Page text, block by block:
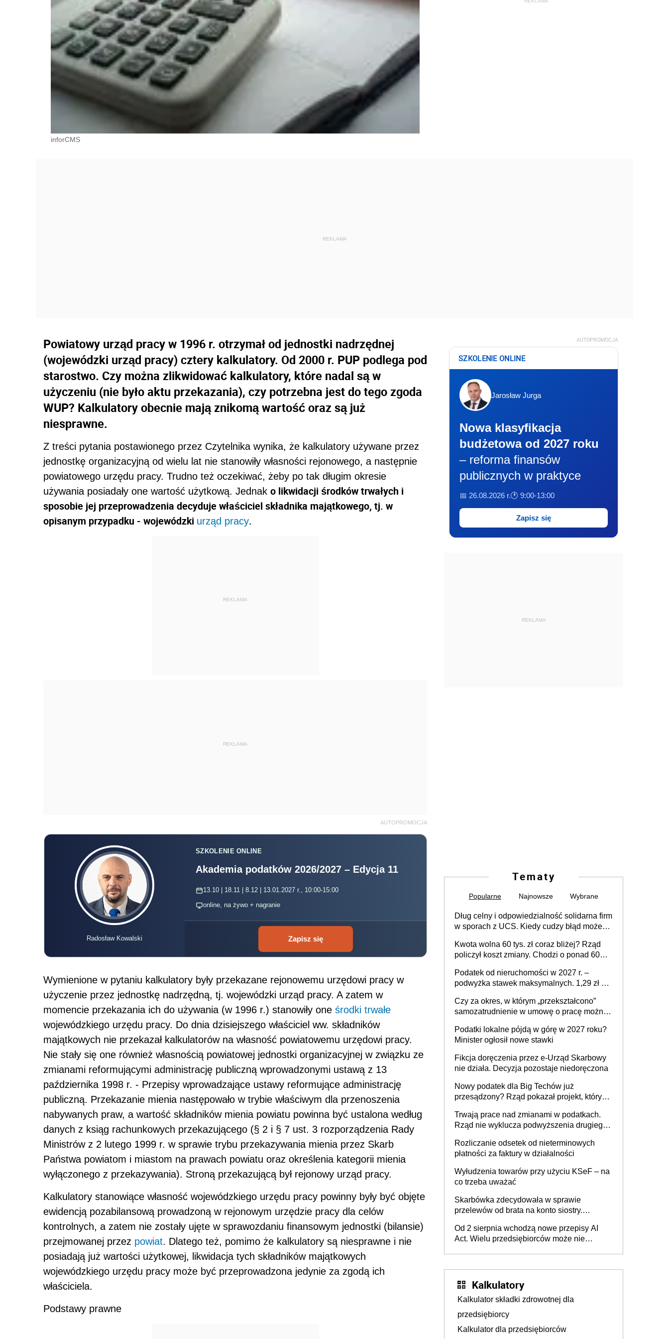
inforCMS
Powiatowy urząd pracy w 1996 r. otrzymał od jednostki nadrzędnej
(wojewódzki urząd pracy) cztery kalkulatory. Od 2000 r. PUP podlega pod
starostwo. Czy można zlikwidować kalkulatory, które nadal są w
użyczeniu (nie było aktu przekazania), czy potrzebna jest do tego zgoda
WUP? Kalkulatory obecnie mają znikomą wartość oraz są już
niesprawne.
Z treści pytania postawionego przez Czytelnika wynika, że kalkulatory używane przez
jednostkę organizacyjną od wielu lat nie stanowiły własności rejonowego, a następnie
powiatowego urzędu pracy. Trudno też oczekiwać, żeby po tak długim okresie
używania posiadały one wartość użytkową. Jednak o likwidacji środków trwałych i
sposobie jej przeprowadzenia decyduje właściciel składnika majątkowego, tj. w
opisanym przypadku - wojewódzki urząd pracy.
REKLAMA
REKLAMA
AUTOPROMOCJA
Radosław Kowalski
SZKOLENIE ONLINE
Akademia podatków 2026/2027 – Edycja 11
13.10 | 18.11 | 8.12 | 13.01.2027 r., 10:00-15:00
online, na żywo + nagranie
Zapisz się
Wymienione w pytaniu kalkulatory były przekazane rejonowemu urzędowi pracy w
użyczenie przez jednostkę nadrzędną, tj. wojewódzki urząd pracy. A zatem w
momencie przekazania ich do używania (w 1996 r.) stanowiły one środki trwałe
wojewódzkiego urzędu pracy. Do dnia dzisiejszego właściciel ww. składników
majątkowych nie przekazał kalkulatorów na własność powiatowemu urzędowi pracy.
Nie stały się one również własnością powiatowej jednostki organizacyjnej w związku ze
zmianami reformującymi administrację publiczną wprowadzonymi ustawą z 13
października 1998 r. - Przepisy wprowadzające ustawy reformujące administrację
publiczną. Przekazanie mienia następowało w trybie właściwym dla przenoszenia
nabywanych praw, a wartość składników mienia powiatu powinna być ustalona według
danych z ksiąg rachunkowych przekazującego (§ 2 i § 7 ust. 3 rozporządzenia Rady
Ministrów z 2 lutego 1999 r. w sprawie trybu przekazywania mienia przez Skarb
Państwa powiatom i miastom na prawach powiatu oraz określenia kategorii mienia
wyłączonego z przekazywania). Stroną przekazującą był rejonowy urząd pracy.
Kalkulatory stanowiące własność wojewódzkiego urzędu pracy powinny były być objęte
ewidencją pozabilansową prowadzoną w rejonowym urzędzie pracy dla celów
kontrolnych, a zatem nie zostały ujęte w sprawozdaniu finansowym jednostki (bilansie)
przejmowanej przez powiat. Dlatego też, pomimo że kalkulatory są niesprawne i nie
posiadają już wartości użytkowej, likwidacja tych składników majątkowych
wojewódzkiego urzędu pracy może być przeprowadzona jedynie za zgodą ich
właściciela.
Podstawy prawne
AUTOPROMOCJA
SZKOLENIE ONLINE
Jarosław Jurga
Nowa klasyfikacja
budżetowa od 2027 roku
– reforma finansów
publicznych w praktyce
📅 26.08.2026 r.🕐 9:00-13:00
Zapisz się
REKLAMA
Tematy
Popularne Najnowsze Wybrane
Dług celny i odpowiedzialność solidarna firm
w sporach z UCS. Kiedy cudzy błąd może
Kwota wolna 60 tys. zł coraz bliżej? Rząd
policzył koszt zmiany. Chodzi o ponad 60
Podatek od nieruchomości w 2027 r. –
podwyżka stawek maksymalnych. 1,29 zł za
budynków i lokali związanych z
prowadzeniem działalności gospodarczej
Czy za okres, w którym „przekształcono”
samozatrudnienie w umowę o pracę można
umowy cywilnoprawnej jedynym
racjonalnym wyjściem
Podatki lokalne pójdą w górę w 2027 roku?
Minister ogłosił nowe stawki
Fikcja doręczenia przez e-Urząd Skarbowy
nie działa. Decyzja pozostaje niedoręczona
Nowy podatek dla Big Techów już
przesądzony? Rząd pokazał projekt, który
Trwają prace nad zmianami w podatkach.
Rząd nie wyklucza podwyższenia drugiego
Rozliczanie odsetek od nieterminowych
płatności za faktury w działalności
Wyłudzenia towarów przy użyciu KSeF – na
co trzeba uważać
Skarbówka zdecydowała w sprawie
przelewów od brata na konto siostry.
darowizna, ale podatku jednak nie będzie
Od 2 sierpnia wchodzą nowe przepisy AI
Act. Wielu przedsiębiorców może nie
Kalkulatory
Kalkulator składki zdrowotnej dla
przedsiębiorcy
Kalkulator dla przedsiębiorców